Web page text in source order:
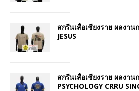
สกรีนเสื้อเชียงราย ผลงาน
JESUS
สกรีนเสื้อเชียงราย ผลงาน
PSYCHOLOGY CRRU